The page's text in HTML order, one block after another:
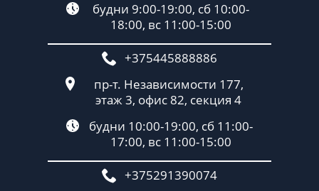
будни 9:00-19:00, сб 10:00-
18:00, вс 11:00-15:00
+375445888886
пр-т. Независимости 177,
этаж 3, офис 82, секция 4
будни 10:00-19:00, сб 11:00-
17:00, вс 11:00-15:00
+375291390074